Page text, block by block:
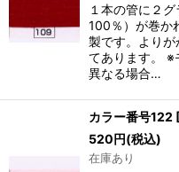
１本の管に２
100％）が巻か
製です。より
てあります。 ※
異なる場合…
カラー番号122
520円(税込)
在庫あり